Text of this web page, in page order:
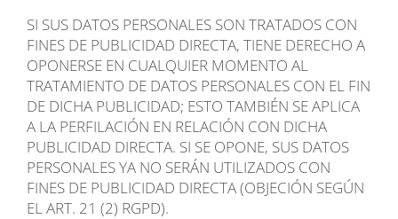
SI SUS DATOS PERSONALES SON TRATADOS CON
FINES DE PUBLICIDAD DIRECTA, TIENE DERECHO A
OPONERSE EN CUALQUIER MOMENTO AL
TRATAMIENTO DE DATOS PERSONALES CON EL FIN
DE DICHA PUBLICIDAD; ESTO TAMBIÉN SE APLICA
A LA PERFILACIÓN EN RELACIÓN CON DICHA
PUBLICIDAD DIRECTA. SI SE OPONE, SUS DATOS
PERSONALES YA NO SERÁN UTILIZADOS CON
FINES DE PUBLICIDAD DIRECTA (OBJECIÓN SEGÚN
EL ART. 21 (2) RGPD).